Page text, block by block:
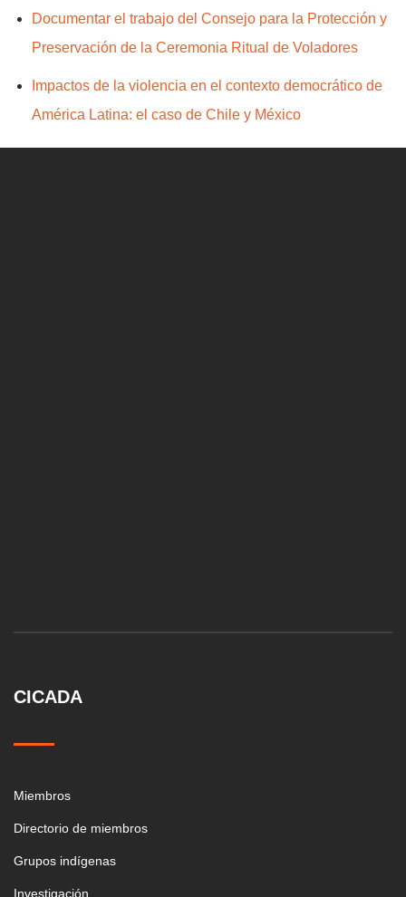
Documentar el trabajo del Consejo para la Protección y
Preservación de la Ceremonia Ritual de Voladores
Impactos de la violencia en el contexto democrático de
América Latina: el caso de Chile y México
CICADA
Miembros
Directorio de miembros
Grupos indígenas
Investigación